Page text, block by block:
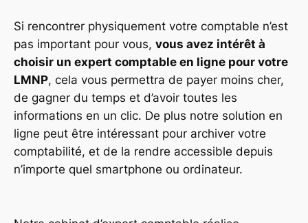
Si rencontrer physiquement votre comptable n’est
pas important pour vous, vous avez intérêt à
choisir un expert comptable en ligne pour votre
LMNP, cela vous permettra de payer moins cher,
de gagner du temps et d’avoir toutes les
informations en un clic. De plus notre solution en
ligne peut être intéressant pour archiver votre
comptabilité, et de la rendre accessible depuis
n’importe quel smartphone ou ordinateur.